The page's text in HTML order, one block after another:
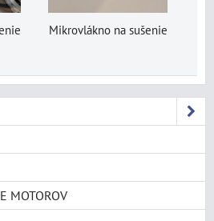
Mikrovlákno na sušenie
MOTOROV